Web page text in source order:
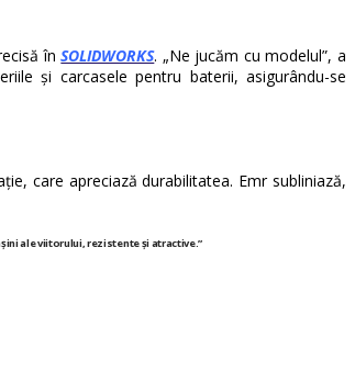
înSOLIDWORKS. „Ne jucăm cu modelul”, a
și carcasele pentru baterii, asigurându-se
care apreciază durabilitatea. Emr subliniază,
ale viitorului, rezistente și atractive.”